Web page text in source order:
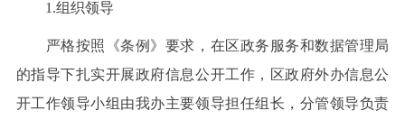
1.组织领导
严格按照《条例》要求，在区政务服务和数据管理局
的指导下扎实开展政府信息公开工作，区政府外办信息公
开工作领导小组由我办主要领导担任组长，分管领导负责